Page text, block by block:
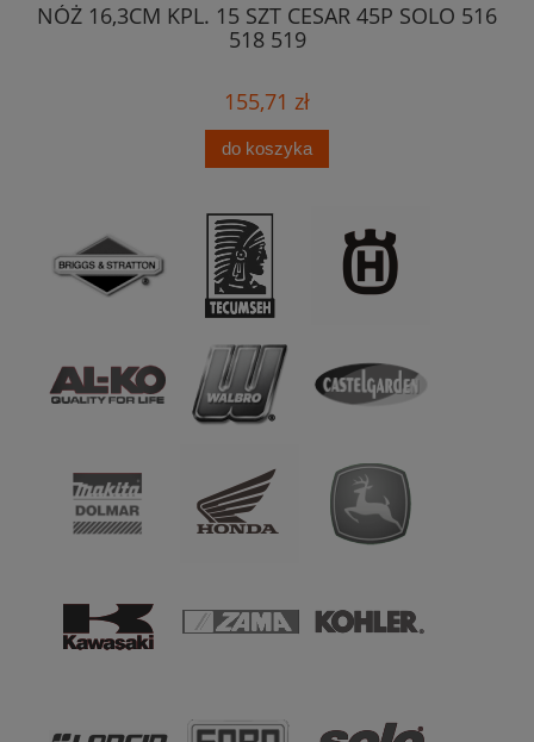
NÓŻ 16,3CM KPL. 15 SZT CESAR 45P SOLO 516
518 519
155,71 zł
do koszyka